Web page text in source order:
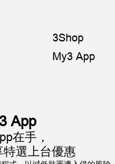
3Shop
My3 App
App
在手，
特選上台優惠